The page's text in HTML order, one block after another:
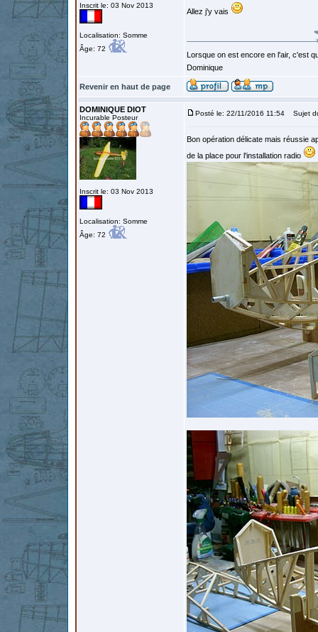
Inscrit le: 03 Nov 2013
Localisation: Somme
Âge: 72
Allez j'y vais
Lorsque on est encore en l'air, c'est
Dominique
Revenir en haut de page
DOMINIQUE DIOT
Incurable Posteur
Inscrit le: 03 Nov 2013
Localisation: Somme
Âge: 72
Posté le: 22/11/2016 11:54 Sujet
Bon opération délicate mais réussie
de la place pour l'installation radio